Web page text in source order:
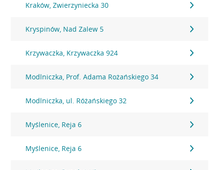
Kraków, Zwierzyniecka 30
Kryspinów, Nad Zalew 5
Krzywaczka, Krzywaczka 924
Modlniczka, Prof. Adama Rożańskiego 34
Modlniczka, ul. Różańskiego 32
Myślenice, Reja 6
Myślenice, Reja 6